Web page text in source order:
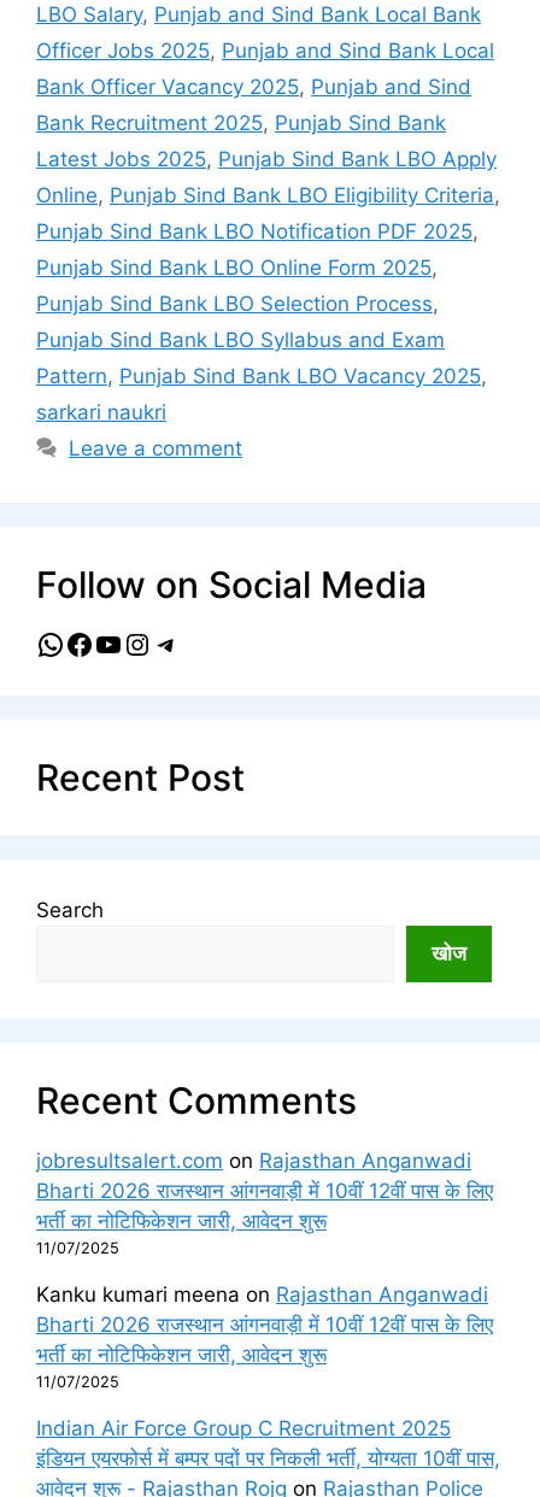
LBO Salary, Punjab and Sind Bank Local Bank
Officer Jobs 2025, Punjab and Sind Bank Local
Bank Officer Vacancy 2025, Punjab and Sind
Bank Recruitment 2025, Punjab Sind Bank
Latest Jobs 2025, Punjab Sind Bank LBO Apply
Online, Punjab Sind Bank LBO Eligibility Criteria,
Punjab Sind Bank LBO Notification PDF 2025,
Punjab Sind Bank LBO Online Form 2025,
Punjab Sind Bank LBO Selection Process,
Punjab Sind Bank LBO Syllabus and Exam
Pattern, Punjab Sind Bank LBO Vacancy 2025,
sarkari naukri
Leave a comment
Follow on Social Media
WhatsApp
Facebook
YouTube
Instagram
Telegram
Recent Post
Search
खोज
Recent Comments
jobresultsalert.com on Rajasthan Anganwadi
Bharti 2026 राजस्थान आंगनवाड़ी में 10वीं 12वीं पास के लिए
भर्ती का नोटिफिकेशन जारी, आवेदन शुरू
11/07/2025
Kanku kumari meena on Rajasthan Anganwadi
Bharti 2026 राजस्थान आंगनवाड़ी में 10वीं 12वीं पास के लिए
भर्ती का नोटिफिकेशन जारी, आवेदन शुरू
11/07/2025
Indian Air Force Group C Recruitment 2025
इंडियन एयरफोर्स में बम्पर पदों पर निकली भर्ती, योग्यता 10वीं पास,
आवेदन शुरू - Rajasthan Rojg on Rajasthan Police